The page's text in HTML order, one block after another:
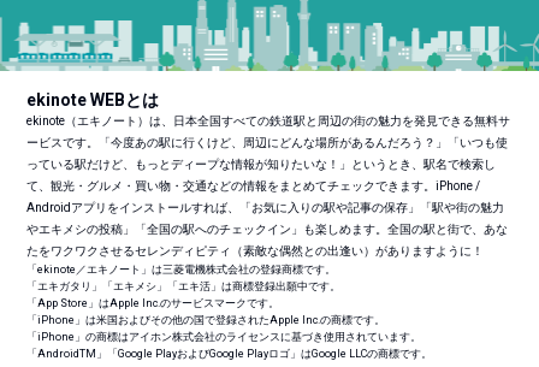
ekinote WEBとは
ekinote（エキノート）は、日本全国すべての鉄道駅と周辺の街の魅力を発見できる無料サ
ービスです。「今度あの駅に行くけど、周辺にどんな場所があるんだろう？」「いつも使
っている駅だけど、もっとディープな情報が知りたいな！」というとき、駅名で検索し
て、観光・グルメ・買い物・交通などの情報をまとめてチェックできます。iPhone /
Androidアプリをインストールすれば、「お気に入りの駅や記事の保存」「駅や街の魅力
やエキメシの投稿」「全国の駅へのチェックイン」も楽しめます。全国の駅と街で、あな
たをワクワクさせるセレンディピティ（素敵な偶然との出逢い）がありますように！
「ekinote／エキノート」は三菱電機株式会社の登録商標です。
「エキガタリ」「エキメシ」「エキ活」は商標登録出願中です。
「App Store」はApple Inc.のサービスマークです。
「iPhone」は米国およびその他の国で登録されたApple Inc.の商標です。
「iPhone」の商標はアイホン株式会社のライセンスに基づき使用されています。
「AndroidTM 」「Google PlayおよびGoogle Playロゴ」はGoogle LLCの商標です。